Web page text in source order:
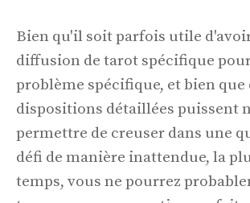
Bien qu'il soit parfois utile
diffusion de tarot spécifique
problème spécifique, et bien que
dispositions détaillées puissent
permettre de creuser dans une
défi de manière inattendue, la
temps, vous ne pourrez